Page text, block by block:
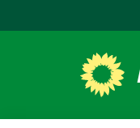
zum